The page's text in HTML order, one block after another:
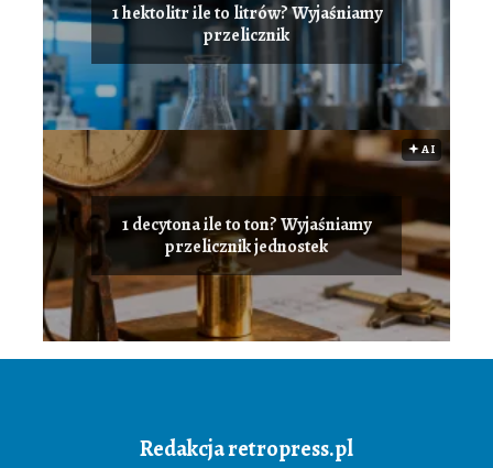
1 hektolitr ile to litrów? Wyjaśniamy
przelicznik
🟅 AI
1 decytona ile to ton? Wyjaśniamy
przelicznik jednostek
Redakcja retropress.pl